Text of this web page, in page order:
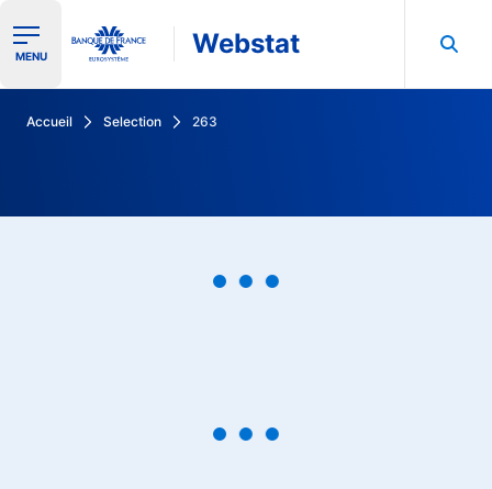
Ouvrir le menu de navigation
MENU Webstat
Accueil Selection 263